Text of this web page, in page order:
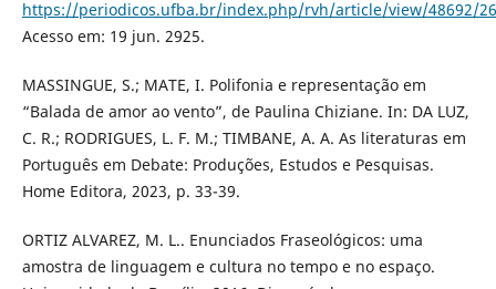
https://periodicos.ufba.br/index.php/rvh/article/view/48692/
Acesso em: 19 jun. 2925.
MASSINGUE, S.; MATE, I. Polifonia e representação em
“Balada de amor ao vento”, de Paulina Chiziane. In: DA LUZ,
C. R.; RODRIGUES, L. F. M.; TIMBANE, A. A. As literaturas em
Português em Debate: Produções, Estudos e Pesquisas.
Home Editora, 2023, p. 33-39.
ORTIZ ALVAREZ, M. L.. Enunciados Fraseológicos: uma
amostra de linguagem e cultura no tempo e no espaço.